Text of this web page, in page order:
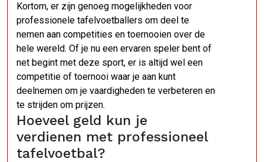
Kortom, er zijn genoeg mogelijkheden voor
professionele tafelvoetballers om deel te
nemen aan competities en toernooien over de
hele wereld. Of je nu een ervaren speler bent of
net begint met deze sport, er is altijd wel een
competitie of toernooi waar je aan kunt
deelnemen om je vaardigheden te verbeteren en
te strijden om prijzen.
Hoeveel geld kun je
verdienen met professioneel
tafelvoetbal?